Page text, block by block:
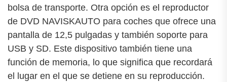
bolsa de transporte. Otra opción es el reproductor
de DVD NAVISKAUTO para coches que ofrece una
pantalla de 12,5 pulgadas y también soporte para
USB y SD. Este dispositivo también tiene una
función de memoria, lo que significa que recordará
el lugar en el que se detiene en su reproducción.